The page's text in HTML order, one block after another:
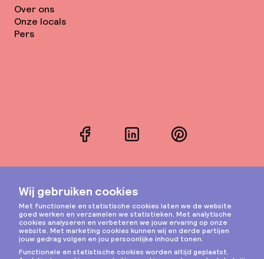
Over ons
Onze locals
Pers
FacebookLinkedInPinterest
Instagram